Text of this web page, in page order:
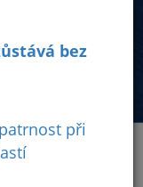
bez
při